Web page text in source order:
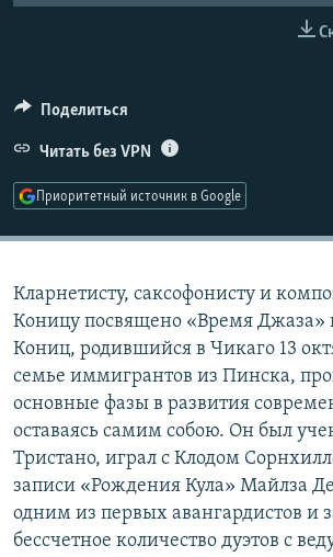
СОЦИАЛЬНЫЕ СЕТИ
Поделиться
Читать без VPN
Приоритетный источник в Google
Кларнетисту, саксофонисту и
Коницу посвящено «Время Джаза»
Кониц, родившийся в Чикаго 13
семье иммигрантов из Пинска,
основные фазы в развития
оставаясь самим собою. Он был
Тристано, играл с Клодом
записи «Рождения Кула» Майлза
одним из первых авангардистов и
бессчетное количество дуэтов с